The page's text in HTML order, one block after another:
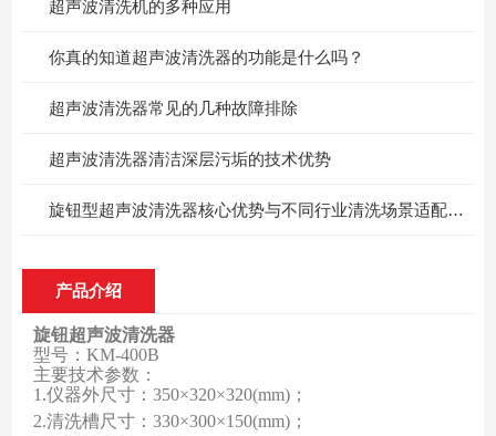
超声波清洗机的多种应用
你真的知道超声波清洗器的功能是什么吗？
超声波清洗器常见的几种故障排除
超声波清洗器清洁深层污垢的技术优势
旋钮型超声波清洗器核心优势与不同行业清洗场景适配分析
产品介绍
旋钮超声波清洗器
型号：KM-400B
主要技术参数：
1.仪器外尺寸：350×320×320(mm)；
2.清洗槽尺寸：330×300×150(mm)；